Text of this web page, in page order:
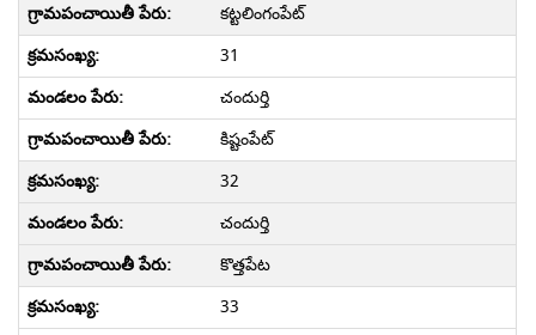
కట్టలింగంపేట్
31
చందుర్తి
కిష్టంపేట్
32
చందుర్తి
కొత్తపేట
33